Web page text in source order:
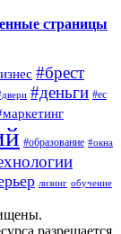
страницы
#брест
#деньги #ес
#образование #окна
лизинг обучение
разрешается